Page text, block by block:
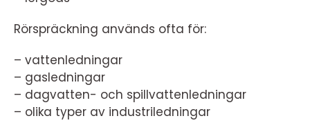
Rörspräckning används ofta för:
– vattenledningar
– gasledningar
– dagvatten- och spillvattenledningar
– olika typer av industriledningar